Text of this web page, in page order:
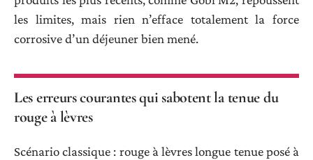
les limites, mais rien n’efface totalement la force
corrosive d’un déjeuner bien mené.
Les erreurs courantes qui sabotent la tenue du
rouge à lèvres
Scénario classique : rouge à lèvres longue tenue posé à